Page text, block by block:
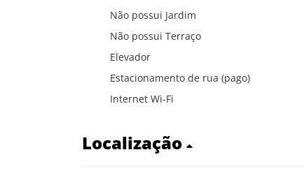
Não possui Jardim
Não possui Terraço
Elevador
Estacionamento de rua (pago)
Internet Wi-Fi
Localização